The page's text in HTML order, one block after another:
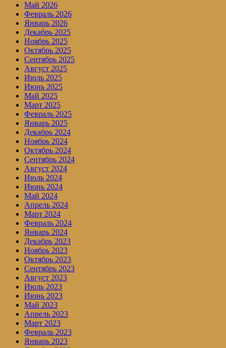
Май 2026
Февраль 2026
Январь 2026
Декабрь 2025
Ноябрь 2025
Октябрь 2025
Сентябрь 2025
Август 2025
Июль 2025
Июнь 2025
Май 2025
Март 2025
Февраль 2025
Январь 2025
Декабрь 2024
Ноябрь 2024
Октябрь 2024
Сентябрь 2024
Август 2024
Июль 2024
Июнь 2024
Май 2024
Апрель 2024
Март 2024
Февраль 2024
Январь 2024
Декабрь 2023
Ноябрь 2023
Октябрь 2023
Сентябрь 2023
Август 2023
Июль 2023
Июнь 2023
Май 2023
Апрель 2023
Март 2023
Февраль 2023
Январь 2023